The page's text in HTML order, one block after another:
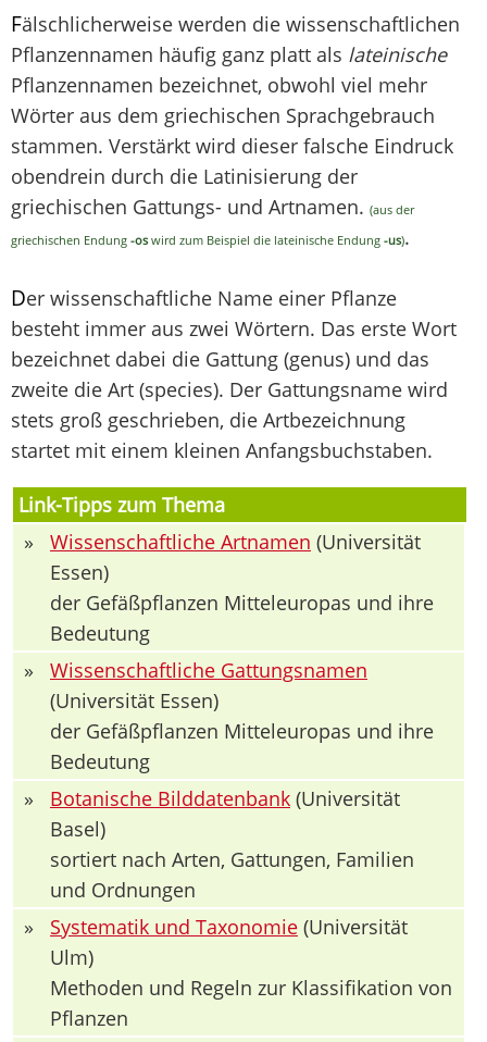
Fälschlicherweise werden die wissenschaftlichen
Pflanzennamen häufig ganz platt als lateinische
Pflanzennamen bezeichnet, obwohl viel mehr
Wörter aus dem griechischen Sprachgebrauch
stammen. Verstärkt wird dieser falsche Eindruck
obendrein durch die Latinisierung der
griechischen Gattungs- und Artnamen. (aus der
griechischen Endung -os wird zum Beispiel die lateinische Endung -us).
Der wissenschaftliche Name einer Pflanze
besteht immer aus zwei Wörtern. Das erste Wort
bezeichnet dabei die Gattung (genus) und das
zweite die Art (species). Der Gattungsname wird
stets groß geschrieben, die Artbezeichnung
startet mit einem kleinen Anfangsbuchstaben.
Link-Tipps zum Thema
»
Wissenschaftliche Artnamen (Universität
Essen)
der Gefäßpflanzen Mitteleuropas und ihre
Bedeutung
»
Wissenschaftliche Gattungsnamen
(Universität Essen)
der Gefäßpflanzen Mitteleuropas und ihre
Bedeutung
»
Botanische Bilddatenbank (Universität
Basel)
sortiert nach Arten, Gattungen, Familien
und Ordnungen
»
Systematik und Taxonomie (Universität
Ulm)
Methoden und Regeln zur Klassifikation von
Pflanzen